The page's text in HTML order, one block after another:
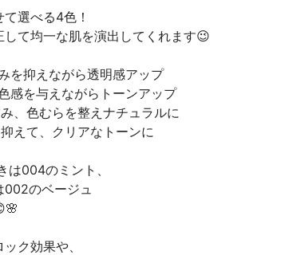
選べる4色！
て均一な肌を演出してくれます😉
を抑えながら透明感アップ
感を与えながらトーンアップ
、色むらを整えナチュラルに
えて、クリアなトーンに
は004のミント、
002のベージュ
ク効果や、